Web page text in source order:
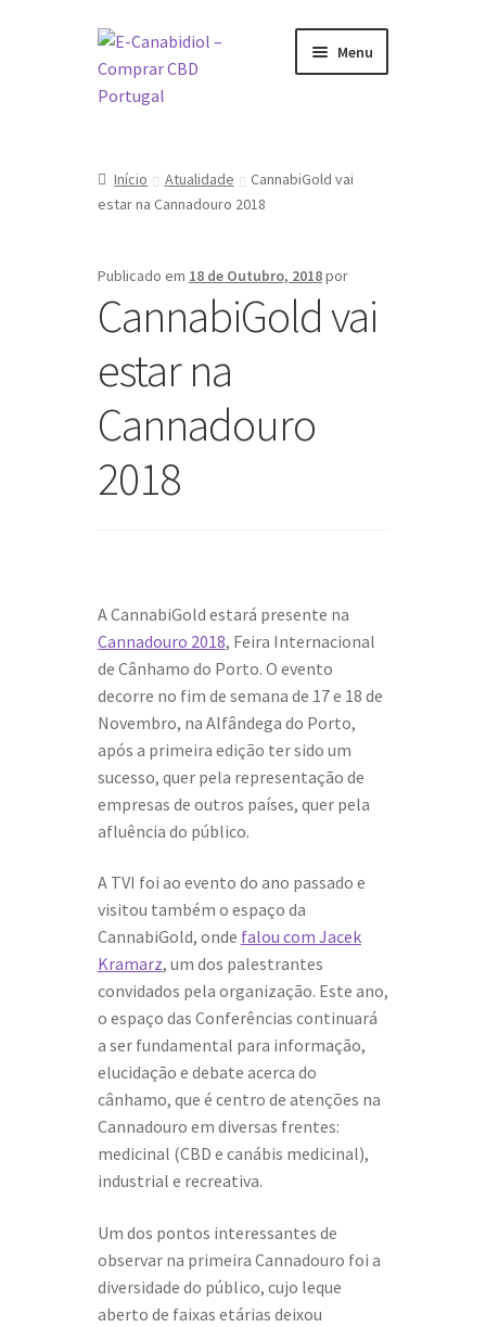
Ir
para
a
Saltar
para
o
Menu
O que é CBD
Sobre nós
Marcas
Início Atualidade
CannabiGold vai
estar na Cannadouro 2018
Publicado em 18 de Outubro, 2018por
CannabiGold vai
estar na
Cannadouro
2018
A CannabiGold estará presente na
Cannadouro 2018, Feira Internacional
de Cânhamo do Porto. O evento
decorre no fim de semana de 17 e 18 de
Novembro, na Alfândega do Porto,
após a primeira edição ter sido um
sucesso, quer pela representação de
empresas de outros países, quer pela
afluência do público.
A TVI foi ao evento do ano passado e
visitou também o espaço da
CannabiGold, onde falou com Jacek
Kramarz, um dos palestrantes
convidados pela organização. Este ano,
o espaço das Conferências continuará
a ser fundamental para informação,
elucidação e debate acerca do
cânhamo, que é centro de atenções na
Cannadouro em diversas frentes:
medicinal (CBD e canábis medicinal),
industrial e recreativa.
Um dos pontos interessantes de
observar na primeira Cannadouro foi a
diversidade do público, cujo leque
aberto de faixas etárias deixou